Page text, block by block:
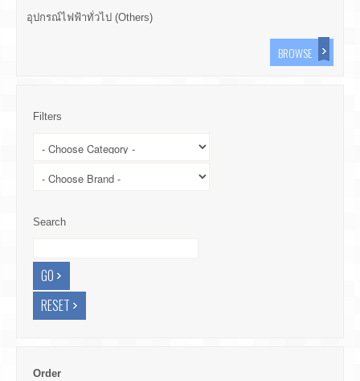
อุปกรณ์ไฟฟ้าทั่วไป (Others)
BROWSE
Filters
Search
Order